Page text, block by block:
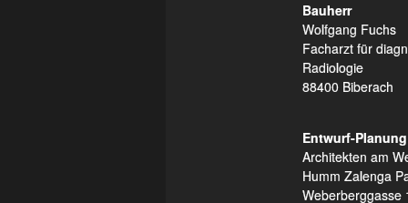
Bauherr
Wolfgang Fuchs
Facharzt für
Radiologie
88400 Biberach
Entwurf-Planung
Architekten am
Humm Zalenga
Weberberggasse